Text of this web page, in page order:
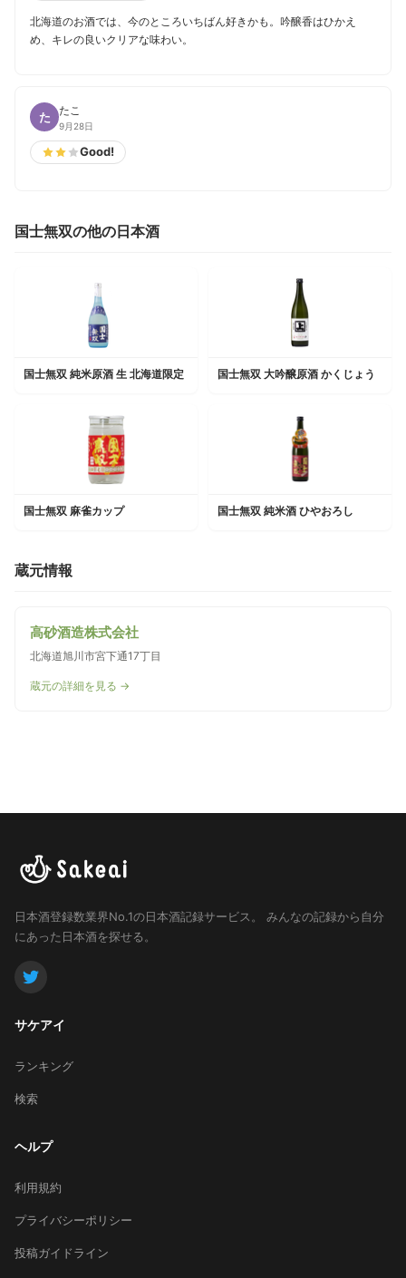
北海道のお酒では、今のところいちばん好きかも。吟醸香はひかえ
め、キレの良いクリアな味わい。
た たこ
9月28日
Good!
国士無双の他の日本酒
国士無双 純米原酒 生 北海道限定 国士無双 大吟醸原酒 かくじょう
国士無双 麻雀カップ 国士無双 純米酒 ひやおろし
蔵元情報
高砂酒造株式会社
北海道旭川市宮下通17丁目
蔵元の詳細を見る →
日本酒登録数業界No.1の日本酒記録サービス。
みんなの記録から自分
にあった日本酒を探せる。
サケアイ
ランキング
検索
ヘルプ
利用規約
プライバシーポリシー
投稿ガイドライン